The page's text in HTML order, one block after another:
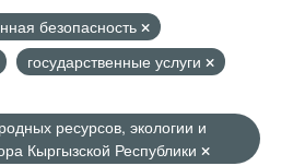
безопасность
государственные услуги
ресурсов, экологии и
Кыргызской Республики